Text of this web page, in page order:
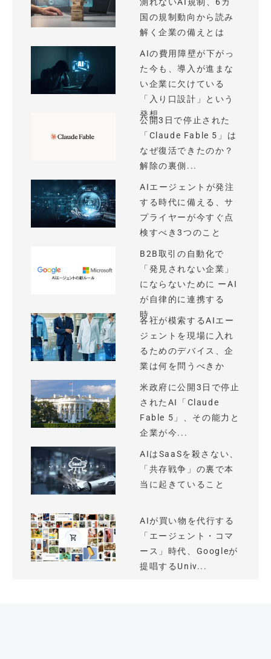
測れないAI規制、6カ
国の規制動向から読み
解く企業の備えとは
AIの費用障壁が下がっ
た今も、導入が進まな
い企業に欠けている
「入り口設計」という
発想
公開3日で停止された
「Claude Fable 5」は
なぜ復活できたのか？
解除の裏側...
AIエージェントが発注
する時代に備える、サ
プライヤーが今すぐ点
検すべき3つのこと
B2B取引の自動化で
「発見されない企業」
にならないために ーAI
が自律的に連携する
時...
各社が模索するAIエー
ジェントを現場に入れ
るためのデバイス、企
業は何を問うべきか
米政府に公開3日で停止
されたAI「Claude
Fable 5」、その能力と
企業が今...
AIはSaaSを殺さない、
「共存戦争」の裏で本
当に起きていること
AIが買い物を代行する
「エージェント・コマ
ース」時代、Googleが
提唱するUniv...